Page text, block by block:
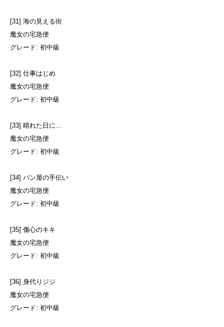
[31] 海の見える街
魔女の宅急便
グレード: 初中級
[32] 仕事はじめ
魔女の宅急便
グレード: 初中級
[33] 晴れた日に…
魔女の宅急便
グレード: 初中級
[34] パン屋の手伝い
魔女の宅急便
グレード: 初中級
[35] 傷心のキキ
魔女の宅急便
グレード: 初中級
[36] 身代りジジ
魔女の宅急便
グレード: 初中級